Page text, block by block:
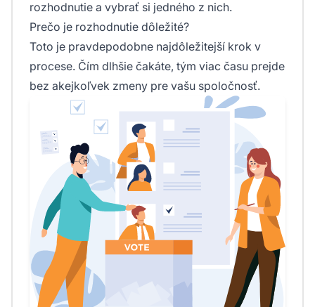
rozhodnutie a vybrať si jedného z nich.
Prečo je rozhodnutie dôležité?
Toto je pravdepodobne najdôležitejší krok v
procese. Čím dlhšie čakáte, tým viac času prejde
bez akejkoľvek zmeny pre vašu spoločnosť.